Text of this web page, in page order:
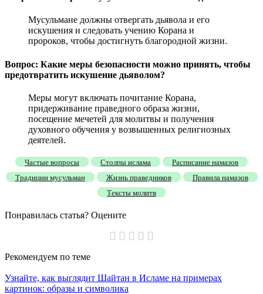
Мусульмане должны отвергать дьявола и его
искушения и следовать учению Корана и
пророков, чтобы достигнуть благородной жизни.
Вопрос: Какие меры безопасности можно принять, чтобы
предотвратить искушение дьяволом?
Меры могут включать почитание Корана,
придерживание праведного образа жизни,
посещение мечетей для молитвы и получения
духовного обучения у возвышенных религиозных
деятелей.
Частые вопросы Столпы ислама
Расписание намазов
Традиции мусульман
Жизнь праведников
Правила намазов
Тексты молитв
Понравилась статья? Оцените
Рекомендуем по теме
Узнайте, как выглядит Шайтан в Исламе на примерах
картинок: образы и символика